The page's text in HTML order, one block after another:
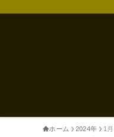
ホーム 2024年 1月